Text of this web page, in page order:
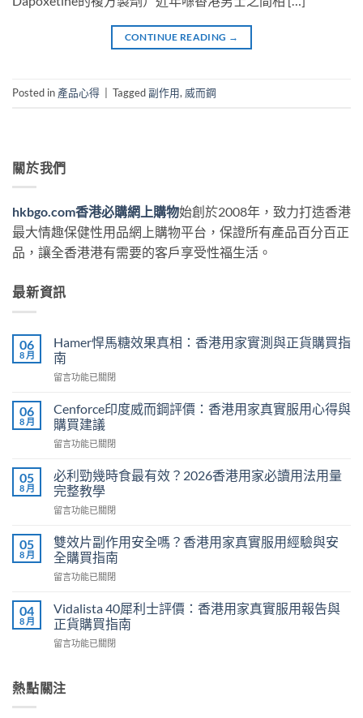
CONTINUE READING →
Posted in 產品心得 Tagged副作用, 威而鋼
關於我們
hkbgo.com香港必購網上購物始創於2008年，致力打造香港
最大情趣保健性用品網上購物平台，保證所有產品百分百正
品，讓全香港港有需要的客戶享受性福生活。
最新資訊
06
8 月
Hamer悍馬糖效果真相：香港用家實測與正貨購買指
南
在
悍
馬
糖
效
真
相：
香
港
家
實
與
貨
購
買
中
留言功能已關閉
06
8 月
Cenforce印度威而鋼評價：香港用家真實服用心得與
購買建議
在
印
度
威
而
評
價：
香
港
家
真
服
得
留言功能已關閉
05
8 月
必利勁幾時食最有效？2026香港用家必讀用法用量
完整教學
在
利
勁
幾
時
最
有
效？
2026
用
留言功能已關閉
05
8 月
雙效片副作用安全嗎？香港用家真實服用經驗與安
全購買指南
在
效
片
副
作
全
留言功能已關閉
04
8 月
Vidalista 40犀利士評價：香港用家真實服用報告與
正貨購買指南
在
犀
利
留言功能已關閉
熱點關注